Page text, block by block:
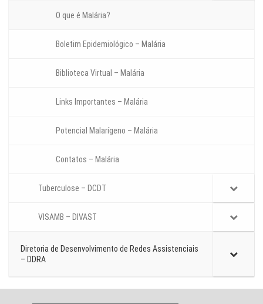
O que é Malária?
Boletim Epidemiológico – Malária
Biblioteca Virtual – Malária
Links Importantes – Malária
Potencial Malarígeno – Malária
Contatos – Malária
Tuberculose – DCDT
VISAMB – DIVAST
Diretoria de Desenvolvimento de Redes Assistenciais
– DDRA